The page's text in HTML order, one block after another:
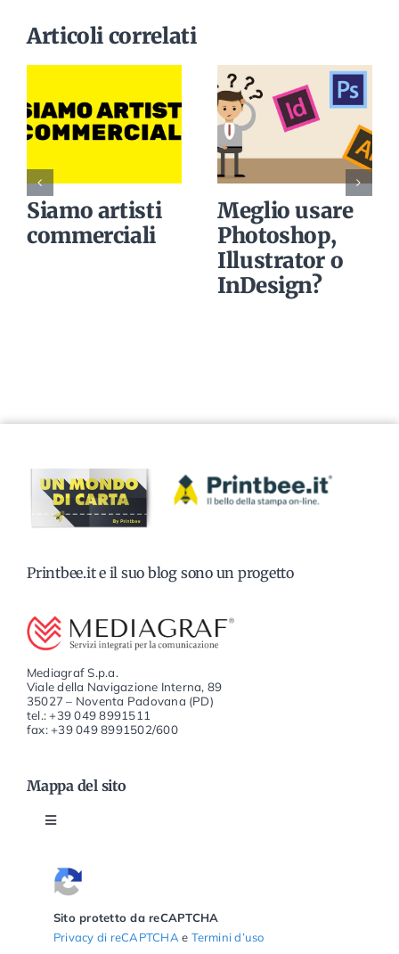
Articoli correlati
Siamo artisti
commerciali
Meglio usare
Photoshop,
Illustrator o
InDesign?
Printbee.it e il suo blog sono un progetto
Mediagraf S.p.a.
Viale della Navigazione Interna, 89
35027 – Noventa Padovana (PD)
tel.: +39 049 8991511
fax: +39 049 8991502/600
Mappa del sito
Attiva
Home
Sito protetto da reCAPTCHA
Privacy di reCAPTCHA e Termini d’uso